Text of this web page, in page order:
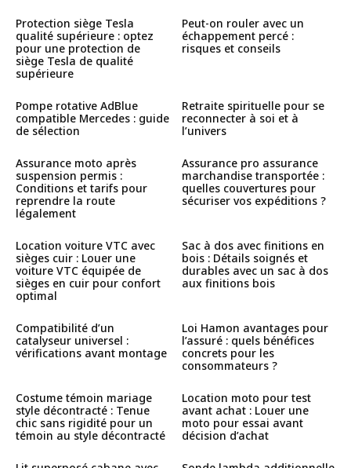
Protection siège Tesla
qualité supérieure : optez
pour une protection de
siège Tesla de qualité
supérieure
Peut-on rouler avec un
échappement percé :
risques et conseils
Pompe rotative AdBlue
compatible Mercedes : guide
de sélection
Retraite spirituelle pour se
reconnecter à soi et à
l’univers
Assurance moto après
suspension permis :
Conditions et tarifs pour
reprendre la route
légalement
Assurance pro assurance
marchandise transportée :
quelles couvertures pour
sécuriser vos expéditions ?
Location voiture VTC avec
sièges cuir : Louer une
voiture VTC équipée de
sièges en cuir pour confort
optimal
Sac à dos avec finitions en
bois : Détails soignés et
durables avec un sac à dos
aux finitions bois
Compatibilité d’un
catalyseur universel :
vérifications avant montage
Loi Hamon avantages pour
l’assuré : quels bénéfices
concrets pour les
consommateurs ?
Costume témoin mariage
style décontracté : Tenue
chic sans rigidité pour un
témoin au style décontracté
Location moto pour test
avant achat : Louer une
moto pour essai avant
décision d’achat